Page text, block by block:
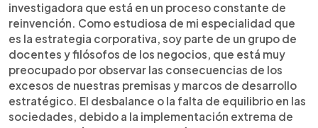
investigadora que está en un proceso constante de
reinvención. Como estudiosa de mi especialidad que
es la estrategia corporativa, soy parte de un grupo de
docentes y filósofos de los negocios, que está muy
preocupado por observar las consecuencias de los
excesos de nuestras premisas y marcos de desarrollo
estratégico. El desbalance o la falta de equilibrio en las
sociedades, debido a la implementación extrema de